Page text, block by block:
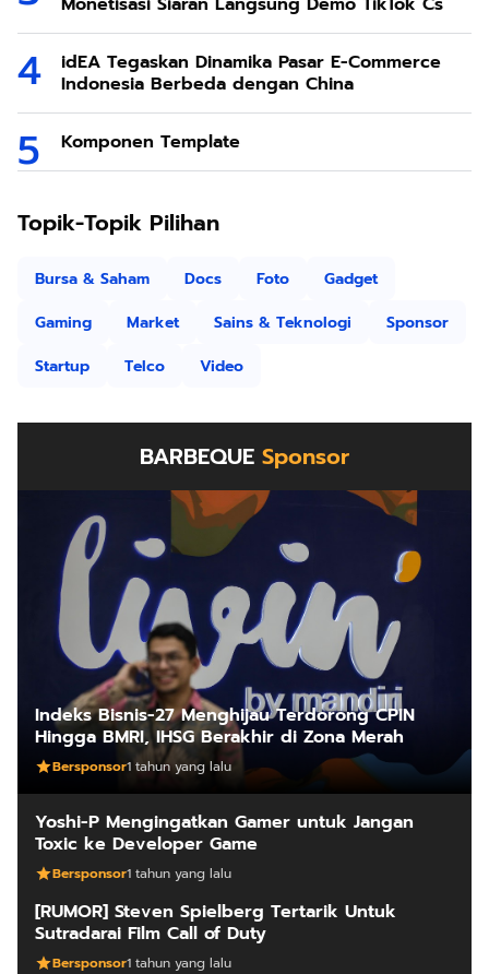
idEA Tegaskan Dinamika Pasar E-Commerce
Indonesia Berbeda dengan China
Komponen Template
Topik-Topik Pilihan
Bursa & Saham Docs Foto
Gadget
Gaming
Market Sains & Teknologi
Sponsor
Startup
Telco Video
BARBEQUE Sponsor
Indeks Bisnis-27 Menghijau Terdorong CPIN
Hingga BMRI, IHSG Berakhir di Zona Merah
Bersponsor1 tahun yang lalu
Yoshi-P Mengingatkan Gamer untuk Jangan
Toxic ke Developer Game
Bersponsor1 tahun yang lalu
[RUMOR] Steven Spielberg Tertarik Untuk
Sutradarai Film Call of Duty
Bersponsor1 tahun yang lalu